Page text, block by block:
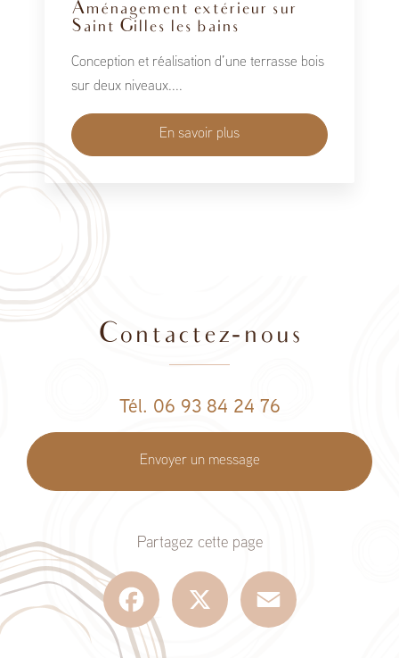
Aménagement extérieur sur
Saint Gilles les bains
Conception et réalisation d’une terrasse bois
sur deux niveaux....
En savoir plus
Contactez-nous
Tél. 06 93 84 24 76
Envoyer un message
Partagez cette page
Facebook